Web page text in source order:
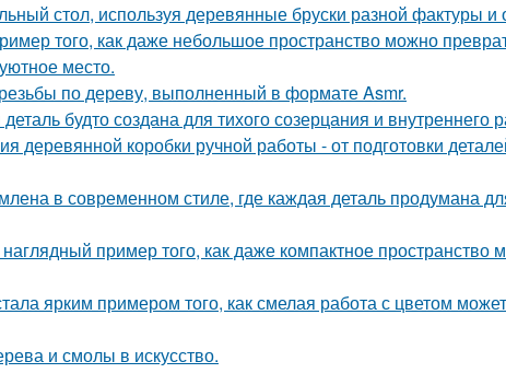
стол, используя деревянные бруски разной фактуры и
того, как даже небольшое пространство можно
место.
по дереву, выполненный в формате Asmr.
будто создана для тихого созерцания и внутреннего
деревянной коробки ручной работы - от подготовки
в современном стиле, где каждая деталь продумана
пример того, как даже компактное пространство
ярким примером того, как смелая работа с цветом
и смолы в искусство.